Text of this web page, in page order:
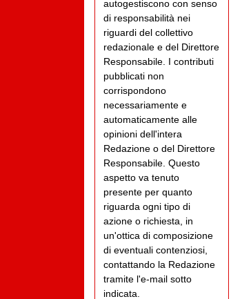
autogestiscono con senso
di responsabilità nei
riguardi del collettivo
redazionale e del Direttore
Responsabile. I contributi
pubblicati non
corrispondono
necessariamente e
automaticamente alle
opinioni dell'intera
Redazione o del Direttore
Responsabile. Questo
aspetto va tenuto
presente per quanto
riguarda ogni tipo di
azione o richiesta, in
un'ottica di composizione
di eventuali contenziosi,
contattando la Redazione
tramite l'e-mail sotto
indicata.